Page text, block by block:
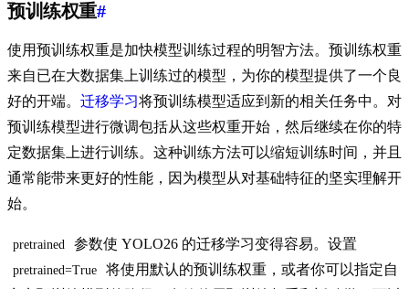
预训练权重#
使用预训练权重是加快模型训练过程的明智方法。预训练权重
来自已在大数据集上训练过的模型，为你的模型提供了一个良
好的开端。 迁移学习将预训练模型适应到新的相关任务中。对
预训练模型进行微调包括从这些权重开始，然后继续在你的特
定数据集上进行训练。这种训练方法可以缩短训练时间，并且
通常能带来更好的性能，因为模型从对基础特征的坚实理解开
始。
pretrained 参数使 YOLO26 的迁移学习变得容易。设置
pretrained=True
将使用默认的预训练权重，或者你可以指定自